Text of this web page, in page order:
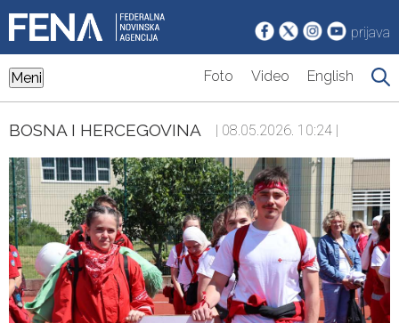
prijava
Meni Foto Video English
BOSNA I HERCEGOVINA | 08.05.2026. 10:24 |